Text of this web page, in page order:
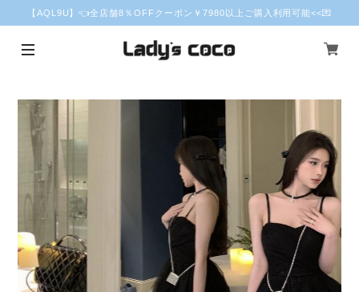
【AQL9U】👈全店舗8％OFFクーポン￥7980以上ご購入利用可能<<💌